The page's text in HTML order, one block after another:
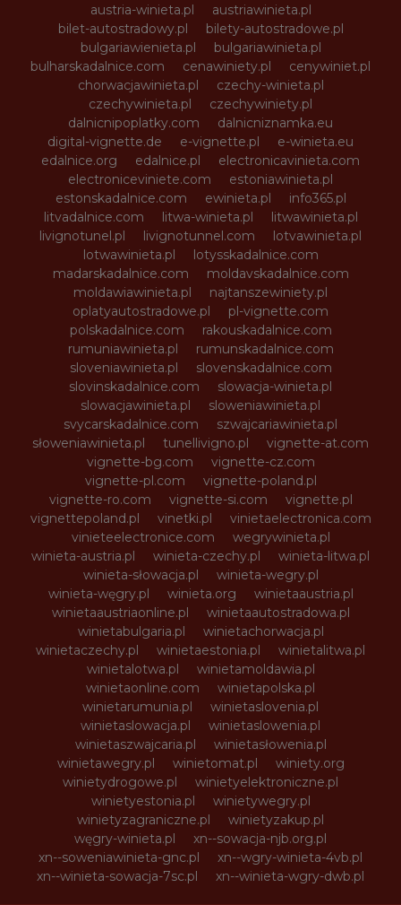
austria-winieta.pl
austriawinieta.pl
bilet-autostradowy.pl
bilety-autostradowe.pl
bulgariawienieta.pl
bulgariawinieta.pl
bulharskadalnice.com
cenawiniety.pl
cenywiniet.pl
chorwacjawinieta.pl
czechy-winieta.pl
czechywinieta.pl
czechywiniety.pl
dalnicnipoplatky.com
dalnicniznamka.eu
digital-vignette.de
e-vignette.pl
e-winieta.eu
edalnice.org
edalnice.pl
electronicavinieta.com
electroniceviniete.com
estoniawinieta.pl
estonskadalnice.com
ewinieta.pl
info365.pl
litvadalnice.com
litwa-winieta.pl
litwawinieta.pl
livignotunel.pl
livignotunnel.com
lotvawinieta.pl
lotwawinieta.pl
lotysskadalnice.com
madarskadalnice.com
moldavskadalnice.com
moldawiawinieta.pl
najtanszewiniety.pl
oplatyautostradowe.pl
pl-vignette.com
polskadalnice.com
rakouskadalnice.com
rumuniawinieta.pl
rumunskadalnice.com
sloveniawinieta.pl
slovenskadalnice.com
slovinskadalnice.com
slowacja-winieta.pl
slowacjawinieta.pl
sloweniawinieta.pl
svycarskadalnice.com
szwajcariawinieta.pl
słoweniawinieta.pl
tunellivigno.pl
vignette-at.com
vignette-bg.com
vignette-cz.com
vignette-pl.com
vignette-poland.pl
vignette-ro.com
vignette-si.com
vignette.pl
vignettepoland.pl
vinetki.pl
vinietaelectronica.com
vinieteelectronice.com
wegrywinieta.pl
winieta-austria.pl
winieta-czechy.pl
winieta-litwa.pl
winieta-słowacja.pl
winieta-wegry.pl
winieta-węgry.pl
winieta.org
winietaaustria.pl
winietaaustriaonline.pl
winietaautostradowa.pl
winietabulgaria.pl
winietachorwacja.pl
winietaczechy.pl
winietaestonia.pl
winietalitwa.pl
winietalotwa.pl
winietamoldawia.pl
winietaonline.com
winietapolska.pl
winietarumunia.pl
winietaslovenia.pl
winietaslowacja.pl
winietaslowenia.pl
winietaszwajcaria.pl
winietasłowenia.pl
winietawegry.pl
winietomat.pl
winiety.org
winietydrogowe.pl
winietyelektroniczne.pl
winietyestonia.pl
winietywegry.pl
winietyzagraniczne.pl
winietyzakup.pl
węgry-winieta.pl
xn--sowacja-njb.org.pl
xn--soweniawinieta-gnc.pl
xn--wgry-winieta-4vb.pl
xn--winieta-sowacja-7sc.pl
xn--winieta-wgry-dwb.pl